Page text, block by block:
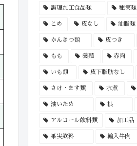
調理加工食品類 種実類
こめ 皮なし 油脂類
かんきつ類 皮つき
もも 養殖 赤肉
いも類 皮下脂肪なし
さけ・ます類 水煮
油いため 根
アルコール飲料類 加工品
果実飲料 輸入牛肉